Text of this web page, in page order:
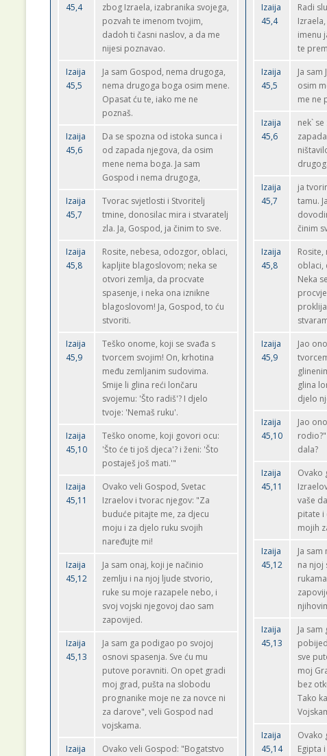
45,4
zbog Izraela, izabranika svojega,
pozvah te imenom tvojim,
dadoh ti časni naslov, a da me
nijesi poznavao.
Izaija
45,5
Ja sam Gospod, nema drugoga,
nema drugoga boga osim mene.
Opasat ću te, iako me ne
poznaš.
Izaija
45,6
Da se spozna od istoka sunca i
od zapada njegova, da osim
mene nema boga. Ja sam
Gospod i nema drugoga,
Izaija
45,7
Tvorac svjetlosti i Stvoritelj
tmine, donosilac mira i stvaratelj
zla. Ja, Gospod, ja činim to sve.
Izaija
45,8
Rosite, nebesa, odozgor, oblaci,
kapljite blagoslovom; neka se
otvori zemlja, da procvate
spasenje, i neka ona iznikne
blagoslovom! Ja, Gospod, to ću
stvoriti.
Izaija
45,9
Teško onome, koji se svađa s
tvorcem svojim! On, krhotina
među zemljanim sudovima.
Smije li glina reći lončaru
svojemu: 'Što radiš'? I djelo
tvoje: 'Nemaš ruku'.
Izaija
45,10
Teško onome, koji govori ocu:
'Što će ti još djeca'? i ženi: 'Što
postaješ još mati.'"
Izaija
45,11
Ovako veli Gospod, Svetac
Izraelov i tvorac njegov: "Za
buduće pitajte me, za djecu
moju i za djelo ruku svojih
naređujte mi!
Izaija
45,12
Ja sam onaj, koji je načinio
zemlju i na njoj ljude stvorio,
ruke su moje razapele nebo, i
svoj vojski njegovoj dao sam
zapovijed.
Izaija
45,13
Ja sam ga podigao po svojoj
osnovi spasenja. Sve ću mu
putove poravniti. On opet gradi
moj grad, pušta na slobodu
prognanike moje ne za novce ni
za darove", veli Gospod nad
vojskama.
Izaija
Ovako veli Gospod: "Bogatstvo
Izaija
45,4
Radi
imenu
te
Izaija
45,5
Ja
osim
me ne
Izaija
45,6
nek`
Izaija
45,7
ja
tamu.
činim
Izaija
45,8
oblaci,
Neka
proklija
Izaija
45,9
Jao
glina
djelo
Izaija
45,10
Jao
dala?
Izaija
45,11
Ovako
vaše
pitate i
mojih
Izaija
45,12
Ja
na njoj
Izaija
45,13
Ja
sve
moj
bez
Tako
Izaija
45,14
Ovako
Egipta